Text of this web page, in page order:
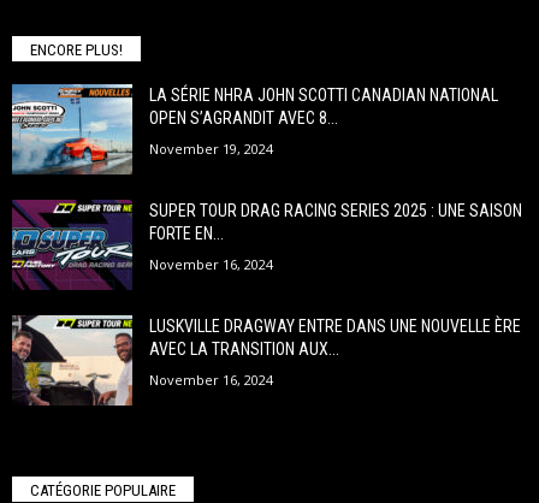
ENCORE PLUS!
LA SÉRIE NHRA JOHN SCOTTI CANADIAN NATIONAL
OPEN S’AGRANDIT AVEC 8...
November 19, 2024
SUPER TOUR DRAG RACING SERIES 2025 : UNE SAISON
FORTE EN...
November 16, 2024
LUSKVILLE DRAGWAY ENTRE DANS UNE NOUVELLE ÈRE
AVEC LA TRANSITION AUX...
November 16, 2024
CATÉGORIE POPULAIRE